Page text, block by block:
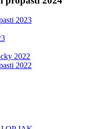
2023
2022
2022